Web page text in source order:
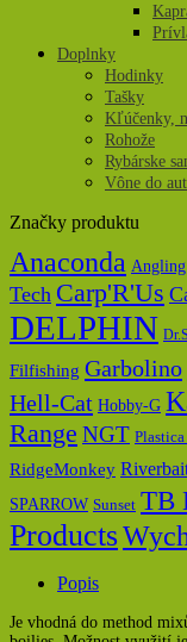
Doplnky
Hodinky
Tašky
Kľúčenky,
Rohože
Rybárske
Vône do
Značky produktu
Anaconda
Tech Carp'R'Us
DELPHIN
Filfishing Garbolino
Hell-Cat Hobby-G
Range NGT Plastica
RidgeMonkey
SPARROW Sunset TB
Products
Popis
Je vhodná do method